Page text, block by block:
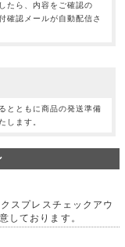
たら、内容をご確認の
確認メールが自動配信さ
とともに商品の発送準備
します。
スプレスチェックアウ
しております。